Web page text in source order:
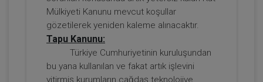
Borçların İfası ve İfa Edilmemesi - IV.
Borçlar Hukuku Kongresi - V. Oturum
360 TL
Mülkiyeti Kanunu mevcut koşullar
gözetilerek yeniden kaleme alınacaktır.
Tapu Kanunu:
Türkiye Cumhuriyetinin kuruluşundan
bu yana kullanılan ve fakat artık işlevini
yitirmiş kurumların çağdaş teknolojiye